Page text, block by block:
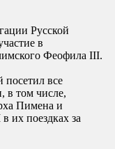
Русской
в
Феофила III.
посетил все
в том числе,
Пимена и
их поездках за